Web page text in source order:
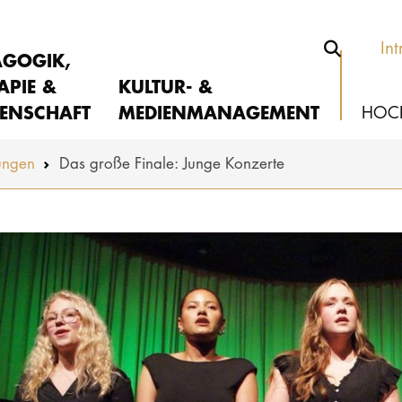
&
KULTUR- &
MEDIENMANAGEMENT
Das große Finale: Junge Konzerte